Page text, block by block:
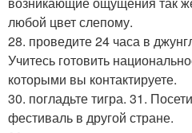
любой цвет слепому.
28. проведите 24 часа в
Учитесь готовить
которыми вы контактируете.
30. погладьте тигра. 31.
фестиваль в другой стране.